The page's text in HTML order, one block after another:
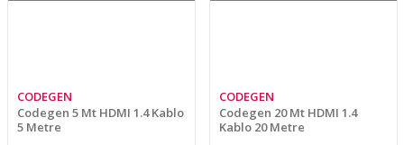
CODEGEN
Codegen 5 Mt HDMI 1.4 Kablo
5 Metre
CODEGEN
Codegen 20 Mt HDMI 1.4
Kablo 20 Metre